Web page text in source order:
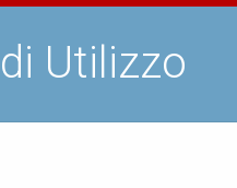
Utilizzo